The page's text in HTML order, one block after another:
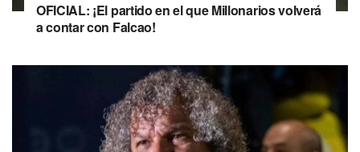
OFICIAL: ¡El partido en el que Millonarios volverá
a contar con Falcao!